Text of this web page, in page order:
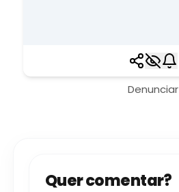
Denunciar
Quer comentar?